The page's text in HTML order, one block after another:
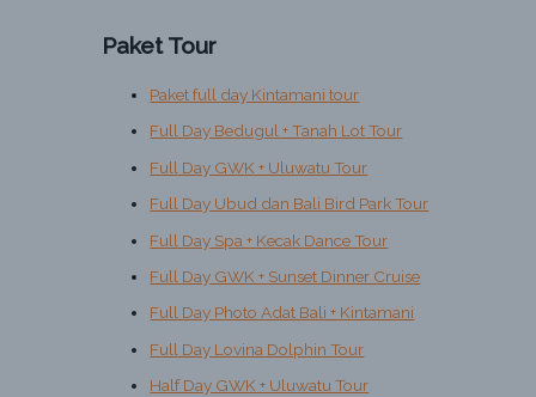
Paket Tour
Paket full day Kintamani tour
Full Day Bedugul + Tanah Lot Tour
Full Day GWK + Uluwatu Tour
Full Day Ubud dan Bali Bird Park Tour
Full Day Spa + Kecak Dance Tour
Full Day GWK + Sunset Dinner Cruise
Full Day Photo Adat Bali + Kintamani
Full Day Lovina Dolphin Tour
Half Day GWK + Uluwatu Tour